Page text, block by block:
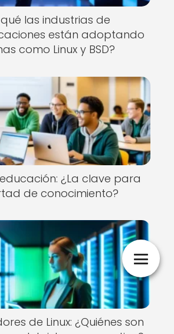
las industrias de
están adoptando
como Linux y BSD?
¿La clave para
de conocimiento?
de Linux: ¿Quiénes son